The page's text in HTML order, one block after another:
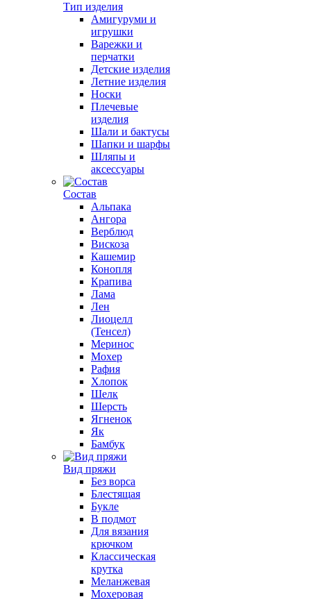
Тип изделия
Амигуруми и
игрушки
Варежки и
перчатки
Детские изделия
Летние изделия
Носки
Плечевые
изделия
Шали и бактусы
Шапки и шарфы
Шляпы и
аксессуары
Состав
Альпака
Ангора
Верблюд
Вискоза
Кашемир
Конопля
Крапива
Лама
Лен
Лиоцелл
(Тенсел)
Меринос
Мохер
Рафия
Хлопок
Шелк
Шерсть
Ягненок
Як
Бамбук
Вид пряжи
Без ворса
Блестящая
Букле
В подмот
Для вязания
крючком
Классическая
крутка
Меланжевая
Мохеровая